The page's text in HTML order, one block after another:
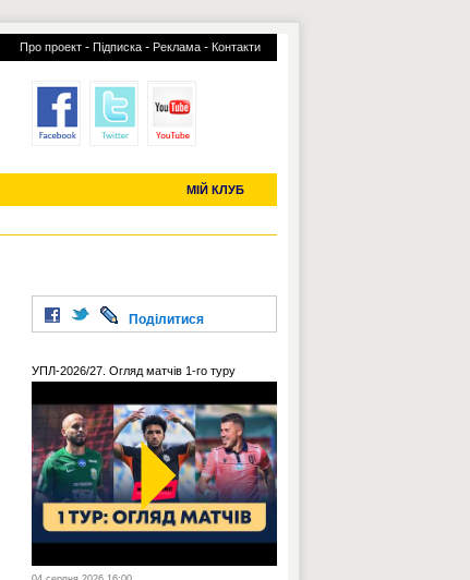
Про проект - Підписка - Реклама - Контакти
МІЙ КЛУБ
УСІ ТРАНСФЕРИ
Поділитися
УПЛ-2026/27. Огляд матчів 1-го туру